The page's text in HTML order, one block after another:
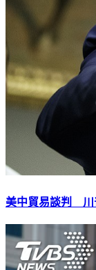
美中貿易談判 川